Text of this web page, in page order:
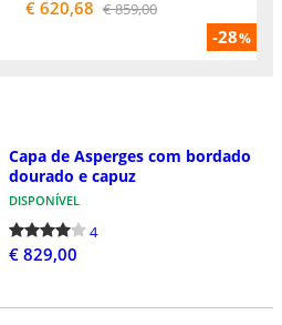
-28%
€ 620,68 € 859,00
Capa de Asperges com bordado
dourado e capuz
DISPONÍVEL
4
€ 829,00